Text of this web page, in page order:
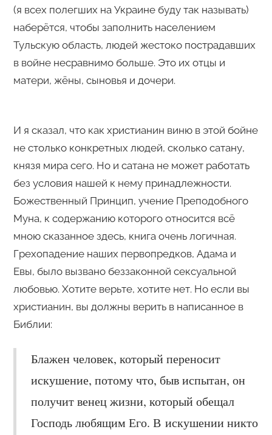
(я всех полегших на Украине буду так называть)
наберётся, чтобы заполнить населением
Тульскую область, людей жестоко пострадавших
в войне несравнимо больше. Это их отцы и
матери, жёны, сыновья и дочери.
И я сказал, что как христианин виню в этой бойне
не столько конкретных людей, сколько сатану,
князя мира сего. Но и сатана не может работать
без условия нашей к нему принадлежности.
Божественный Принцип, учение Преподобного
Муна, к содержанию которого относится всё
мною сказанное здесь, книга очень логичная.
Грехопадение наших первопредков, Адама и
Евы, было вызвано беззаконной сексуальной
любовью. Хотите верьте, хотите нет. Но если вы
христианин, вы должны верить в написанное в
Библии:
Блажен человек, который переносит
искушение, потому что, быв испытан, он
получит венец жизни, который обещал
Господь любящим Его. В искушении никто